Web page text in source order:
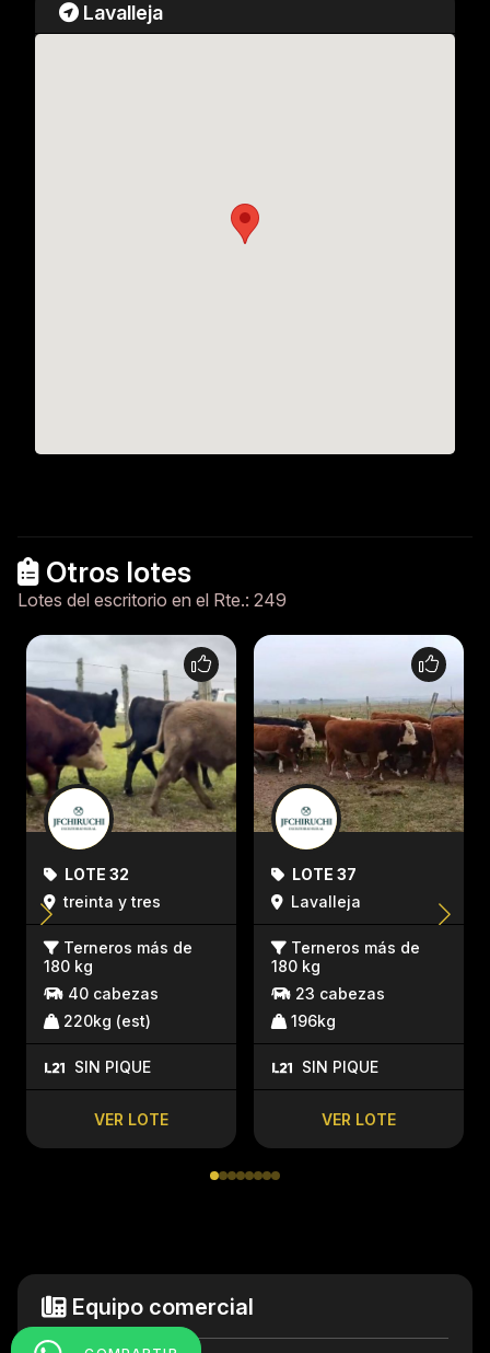
Lavalleja
Otros lotes
Lotes del escritorio en el Rte.: 249
LOTE 32
treinta y tres
Terneros más de
180 kg
40 cabezas
220kg (est)
SIN PIQUE
VER LOTE
LOTE 37
Lavalleja
Terneros más de
180 kg
23 cabezas
196kg
SIN PIQUE
VER LOTE
Equipo comercial